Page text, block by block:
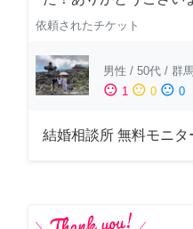
依頼されたチケット
男性 / 50代 / 群
sentiment_satisfied 1 sentiment_neutral 0 sentiment_dissatisfied 0
結婚相談所 無料モニタ